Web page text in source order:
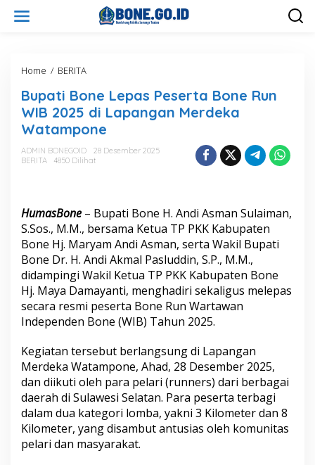
Home / BERITA
p
a
i
o
p
a
s
P
e
s
e
r
t
B
o
n
e
R
u
n
I
Bupati Bone Lepas Peserta Bone Run
WIB 2025 di Lapangan Merdeka
Watampone
ADMIN BONEGOID
28 Desember 2025
BERITA
4850 Dilihat
HumasBone – Bupati Bone H. Andi Asman Sulaiman,
S.Sos., M.M., bersama Ketua TP PKK Kabupaten
Bone Hj. Maryam Andi Asman, serta Wakil Bupati
Bone Dr. H. Andi Akmal Pasluddin, S.P., M.M.,
didampingi Wakil Ketua TP PKK Kabupaten Bone
Hj. Maya Damayanti, menghadiri sekaligus melepas
secara resmi peserta Bone Run Wartawan
Independen Bone (WIB) Tahun 2025.
Kegiatan tersebut berlangsung di Lapangan
Merdeka Watampone, Ahad, 28 Desember 2025,
dan diikuti oleh para pelari (runners) dari berbagai
daerah di Sulawesi Selatan. Para peserta terbagi
dalam dua kategori lomba, yakni 3 Kilometer dan 8
Kilometer, yang disambut antusias oleh komunitas
pelari dan masyarakat.